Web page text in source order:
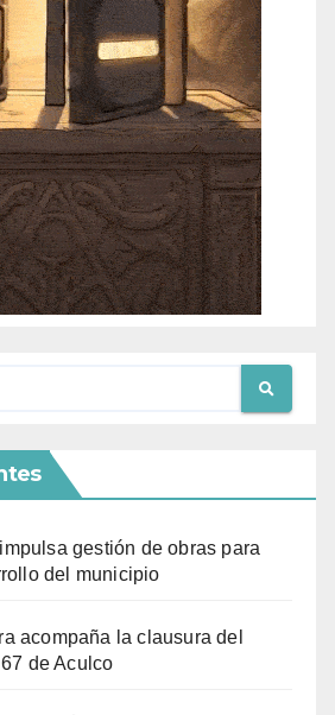
gestión de obras para
del municipio
acompaña la clausura del
de Aculco